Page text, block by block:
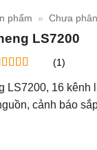
phẩm » Chưa
LS7200
đánh
(1)
LS7200, 16
cảnh báo